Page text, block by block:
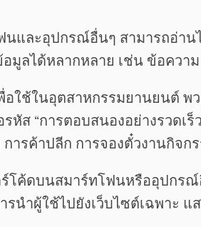
และอุปกรณ์อื่นๆ สามารถอ่าน
มูลได้หลากหลาย เช่น ข้อควา
ใช้ในอุตสาหกรรมยานยนต์ พ
ส “การตอบสนองอย่างรวดเ
ารค้าปลีก การจองตั๋วงานกิจก
โค้ดบนสมาร์ทโฟนหรืออุปกร
นำผู้ใช้ไปยังเว็บไซต์เฉพาะ